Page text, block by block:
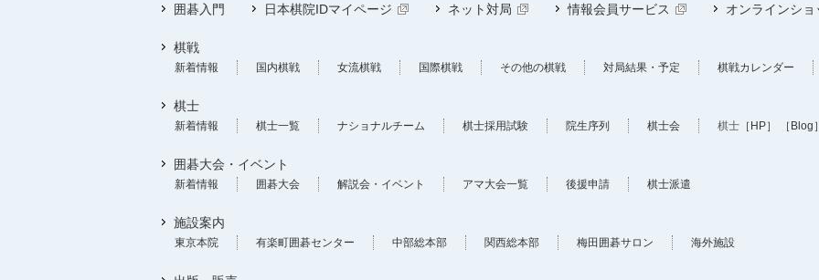
囲碁入門 日本棋院IDマイページ ネット対局 情報会員サービス オンラインショ
棋戦
新着情報 国内棋戦 女流棋戦 国際棋戦 その他の棋戦 対局結果・予定 棋戦カレンダー
棋士
新着情報 棋士一覧 ナショナルチーム 棋士採用試験 院生序列 棋士会 棋士 ［HP］ ［Blog
囲碁大会・イベント
新着情報 囲碁大会 解説会・イベント アマ大会一覧 後援申請 棋士派遣
施設案内
東京本院 有楽町囲碁センター 中部総本部 関西総本部 梅田囲碁サロン 海外施設